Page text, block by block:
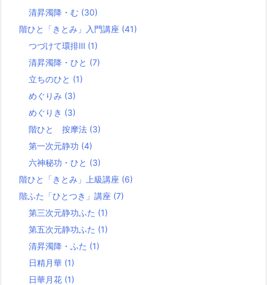
清昇濁降・む (30)
階ひと「きとみ」入門講座 (41)
つづけて環排Ⅲ (1)
清昇濁降・ひと (7)
立ちのひと (1)
めぐりみ (3)
めぐりき (3)
階ひと 按摩法 (3)
第一次元静功 (4)
六神秘功・ひと (3)
階ひと「きとみ」上級講座 (6)
階ふた「ひとつき」講座 (7)
第三次元静功ふた (1)
第五次元静功ふた (1)
清昇濁降・ふた (1)
日精月華 (1)
日華月花 (1)